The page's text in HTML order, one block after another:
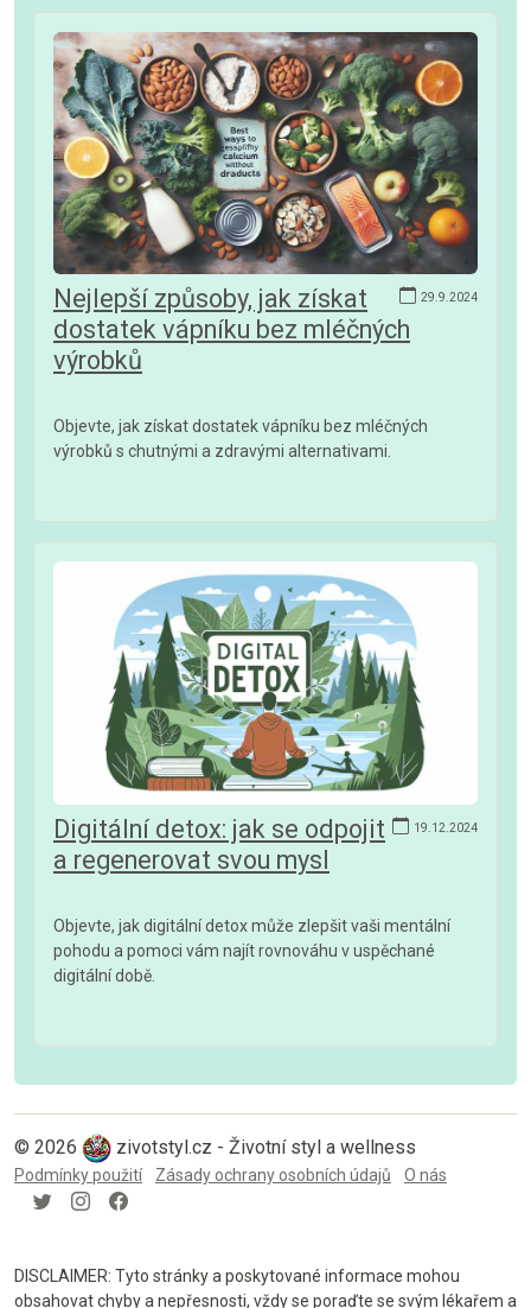
29.9.2024
Nejlepší způsoby, jak získat
dostatek vápníku bez mléčných
výrobků
Objevte, jak získat dostatek vápníku bez mléčných
výrobků s chutnými a zdravými alternativami.
19.12.2024
Digitální detox: jak se odpojit
a regenerovat svou mysl
Objevte, jak digitální detox může zlepšit vaši mentální
pohodu a pomoci vám najít rovnováhu v uspěchané
digitální době.
© 2026 zivotstyl.cz - Životní styl a wellness
Podmínky použití Zásady ochrany osobních údajů O nás
DISCLAIMER: Tyto stránky a poskytované informace mohou
obsahovat chyby a nepřesnosti, vždy se poraďte se svým lékařem a